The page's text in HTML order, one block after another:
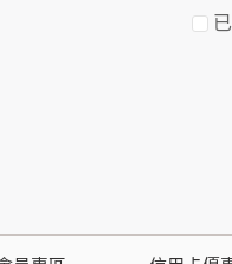
聊天室或討論區中任意
內部應用，決不對外公布。